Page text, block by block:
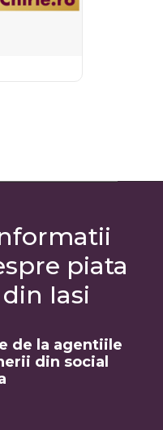
piata
Iasi
de la agentiile
din social